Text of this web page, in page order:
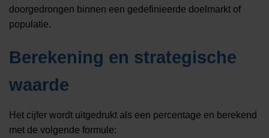
doorgedrongen binnen een gedefinieerde doelmarkt of
populatie.
Berekening en strategische
waarde
Het cijfer wordt uitgedrukt als een percentage en berekend
met de volgende formule: